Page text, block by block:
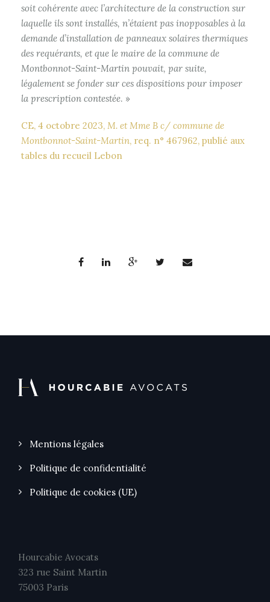
soit cohérente avec l’architecture de la construction sur
laquelle ils sont installés, n’étaient pas inopposables à la
demande d’installation de panneaux solaires thermiques
des requérants, et que le maire de la commune de
Montbonnot-Saint-Martin pouvait, par suite,
légalement se fonder sur ces dispositions pour imposer
la prescription contestée. »
CE, 4 octobre 2023, M. et Mme B c/ commune de
Montbonnot-Saint-Martin, req. n° 467962, publié aux
tables du recueil Lebon
Mentions légales
Politique de confidentialité
Politique de cookies (UE)
Hourcabie Avocats
323 rue Saint Martin
75003 Paris